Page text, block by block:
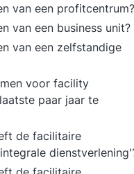
van een profitcentrum?
van een business unit?
van een zelfstandige
voor facility
paar jaar te
de facilitaire